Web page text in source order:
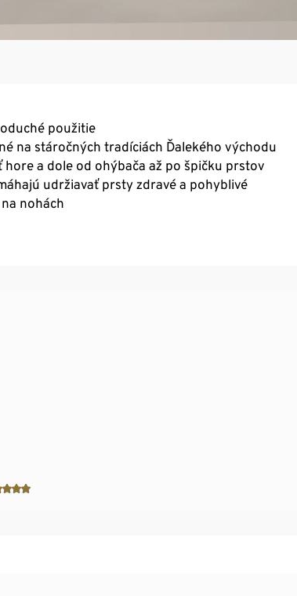
použitie
na stáročných tradíciách Ďalekého východu
hore a dole od ohýbača až po špičku prstov
udržiavať prsty zdravé a pohyblivé
nohách
ktoré si môžete dopriať kedykoľvek
na cesty alebo pri práci